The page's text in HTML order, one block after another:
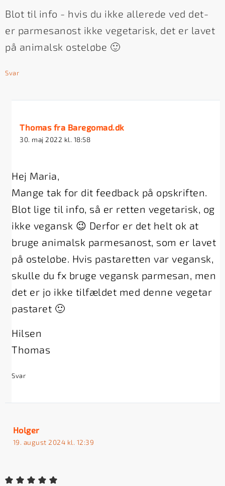
Blot til info - hvis du ikke allerede ved det-
er parmesanost ikke vegetarisk, det er lavet
på animalsk osteløbe 🙂
Svar
Thomas fra Baregomad.dk
30. maj 2022 kl. 18:58
Hej Maria,
Mange tak for dit feedback på opskriften.
Blot lige til info, så er retten vegetarisk, og
ikke vegansk 😉 Derfor er det helt ok at
bruge animalsk parmesanost, som er lavet
på osteløbe. Hvis pastaretten var vegansk,
skulle du fx bruge vegansk parmesan, men
det er jo ikke tilfældet med denne vegetar
pastaret 🙂
Hilsen
Thomas
Svar
Holger
19. august 2024 kl. 12:39